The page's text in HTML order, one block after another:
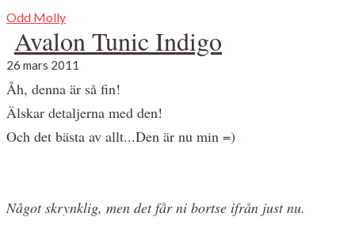
Odd Molly
Avalon Tunic Indigo
26 mars 2011
Åh, denna är så fin!
Älskar detaljerna med den!
Och det bästa av allt...Den är nu min =)
Något skrynklig, men det får ni bortse ifrån just nu.